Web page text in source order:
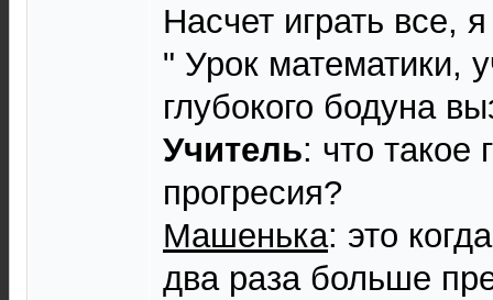
Насчет играть все,
" Урок математики,
глубокого бодуна
Учитель: что такое
прогресия?
Машенька: это
два раза больше